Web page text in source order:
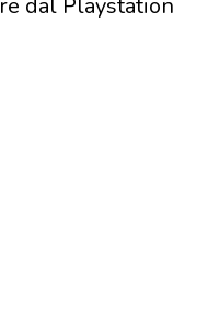
dal Playstation